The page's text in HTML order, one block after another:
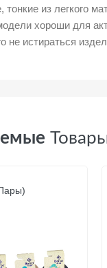
тонкие из легкого
хороши для
не истираться